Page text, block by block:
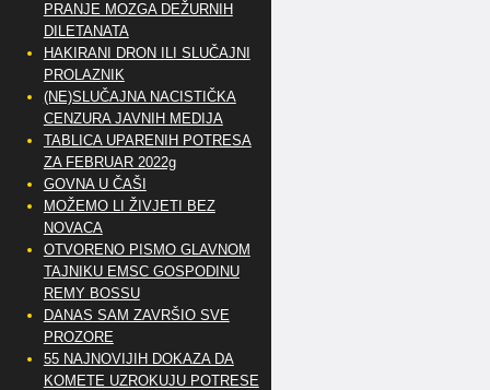
PRANJE MOZGA DEŽURNIH
DILETANATA
HAKIRANI DRON ILI SLUČAJNI
PROLAZNIK
(NE)SLUČAJNA NACISTIČKA
CENZURA JAVNIH MEDIJA
TABLICA UPARENIH POTRESA
ZA FEBRUAR 2022g
GOVNA U ČAŠI
MOŽEMO LI ŽIVJETI BEZ
NOVACA
OTVORENO PISMO GLAVNOM
TAJNIKU EMSC GOSPODINU
REMY BOSSU
DANAS SAM ZAVRŠIO SVE
PROZORE
55 NAJNOVIJIH DOKAZA DA
KOMETE UZROKUJU POTRESE